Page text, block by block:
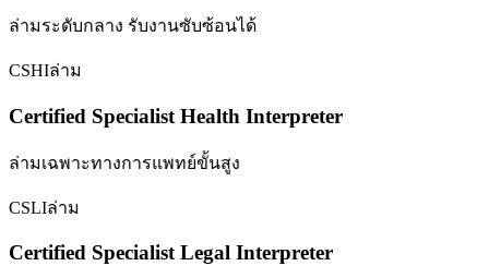
ล่ามระดับกลาง รับงานซับซ้อนได้
CSHIล่าม
Certified Specialist Health Interpreter
ล่ามเฉพาะทางการแพทย์ขั้นสูง
CSLIล่าม
Certified Specialist Legal Interpreter